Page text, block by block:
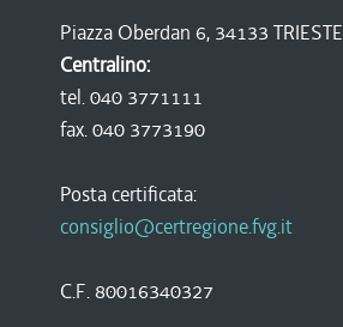
Piazza Oberdan 6, 34133 TRIESTE
Centralino:
tel. 040 3771111
fax. 040 3773190
Posta certificata:
consiglio@certregione.fvg.it
C.F. 80016340327